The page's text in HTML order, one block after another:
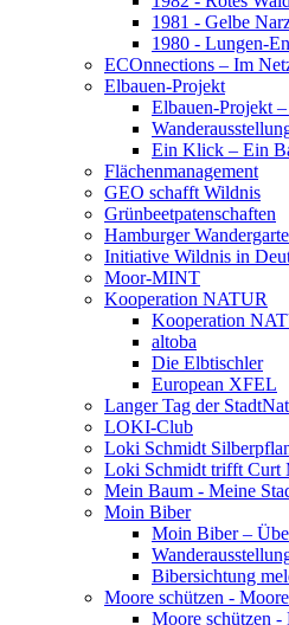
1981 - Gelbe
1980 - Lungen-
ECOnnections – Im
Elbauen-Projekt
Elbauen-Projekt
Ein Klick – Ein
Flächenmanagement
GEO schafft Wildnis
Grünbeetpatenschaften
Hamburger
Initiative Wildnis in
Moor-MINT
Kooperation NATUR
Kooperation
altoba
Die Elbtischler
European XFEL
Langer Tag der
LOKI-Club
Loki Schmidt
Loki Schmidt trifft Curt
Mein Baum - Meine
Moin Biber
Moin Biber –
Bibersichtung
Moore schützen -
Moore schützen -